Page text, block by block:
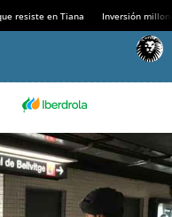
resiste en Tiana Inversión